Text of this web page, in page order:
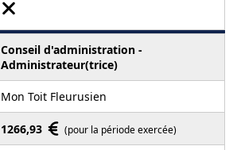
Conseil d'administration -
Administrateur(trice)
Mon Toit Fleurusien
1266,93 (pour la période exercée)